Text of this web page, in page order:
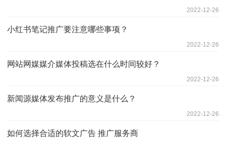
2022-12-26
小红书笔记推广要注意哪些事项？
2022-12-26
网站网媒媒介媒体投稿选在什么时间较好？
2022-12-26
新闻源媒体发布推广的意义是什么？
2022-12-26
如何选择合适的软文广告 推广服务商